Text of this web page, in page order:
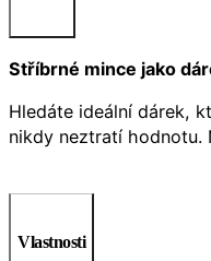
Stříbrné mince jako
Hledáte ideální dárek,
nikdy neztratí
Vlastnosti